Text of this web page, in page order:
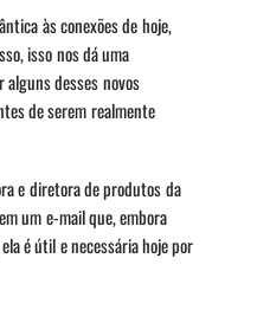
às conexões de hoje,
isso nos dá uma
desses novos
de serem realmente
e diretora de produtos da
um e-mail que, embora
é útil e necessária hoje por